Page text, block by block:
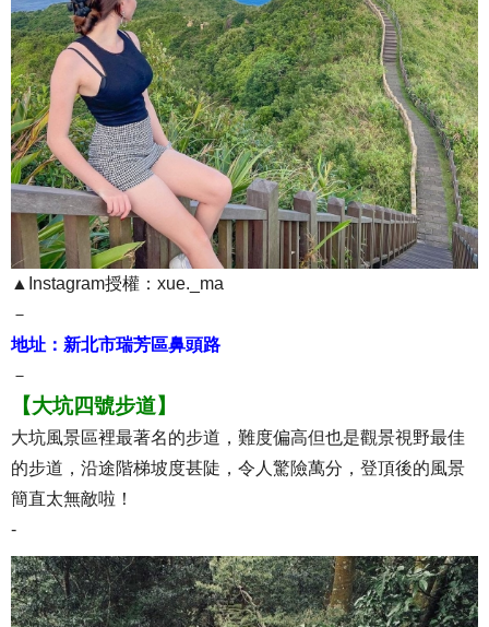
▲Instagram授權：xue._ma
－
地址：新北市瑞芳區鼻頭路
－
【大坑四號步道】
大坑風景區裡最著名的步道，難度偏高但也是觀景視野最佳
的步道，沿途階梯坡度甚陡，令人驚險萬分，登頂後的風景
簡直太無敵啦！
-